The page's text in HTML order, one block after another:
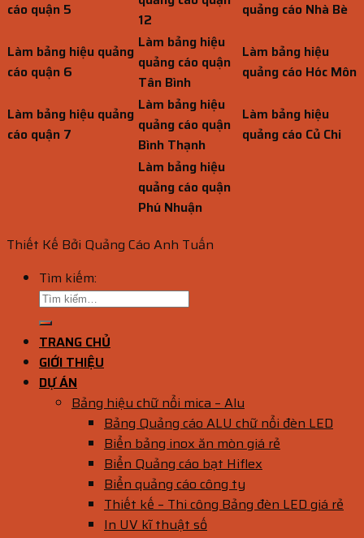
cáo quận 5
12
quảng cáo Nhà Bè
Làm bảng hiệu quảng
cáo quận 6
Làm bảng hiệu
quảng cáo quận
Tân Bình
Làm bảng hiệu
quảng cáo Hóc Môn
Làm bảng hiệu quảng
cáo quận 7
Làm bảng hiệu
quảng cáo quận
Bình Thạnh
Làm bảng hiệu
quảng cáo Củ Chi
Làm bảng hiệu
quảng cáo quận
Phú Nhuận
Thiết Kế Bởi Quảng Cáo Anh Tuấn
Tìm kiếm:
TRANG CHỦ
GIỚI THIỆU
DỰ ÁN
Bảng hiệu chữ nổi mica – Alu
Bảng Quảng cáo ALU chữ nổi đèn LED
Biển bảng inox ăn mòn giá rẻ
Biển Quảng cáo bạt Hiflex
Biển quảng cáo công ty
Thiết kế – Thi công Bảng đèn LED giá rẻ
In UV kĩ thuật số